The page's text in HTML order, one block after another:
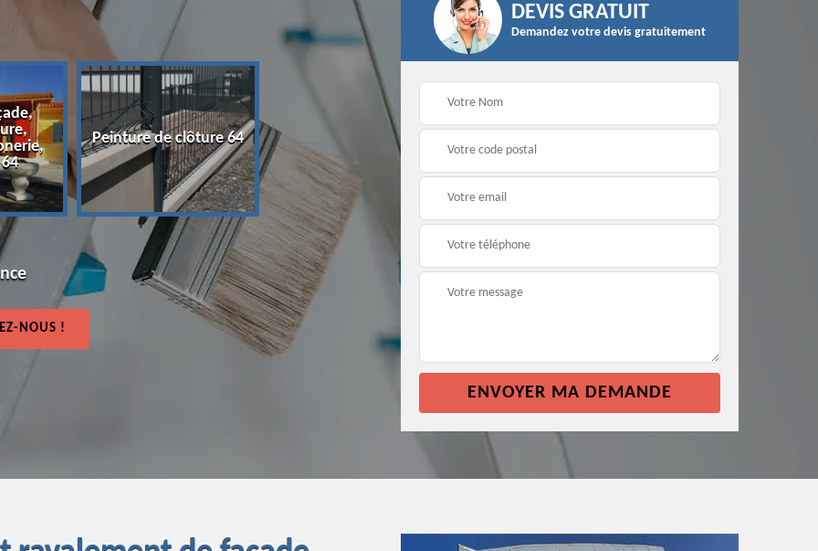
Peinture de clôture 64
Entreprise de peinture
Peintre et peinture de
façade 64
Façadier 64
NOUS !
DEVIS GRATUIT
Demandez votre devis gratuitement